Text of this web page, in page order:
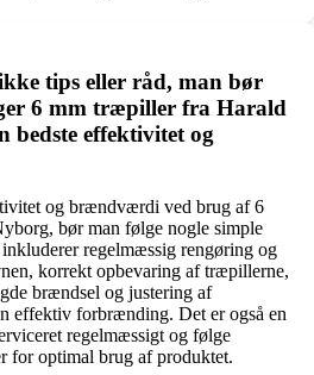
tips eller råd, man bør
6 mm træpiller fra Harald
bedste effektivitet og
og brændværdi ved brug af 6
bør man følge nogle simple
regelmæssig rengøring og
korrekt opbevaring af træpillerne,
brændsel og justering af
effektiv forbrænding. Det er også en
regelmæssigt og følge
for optimal brug af produktet.